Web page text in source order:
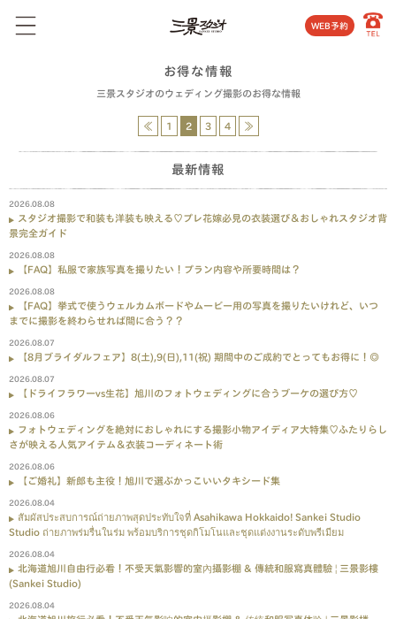
WEB予約
お得な情報
三景スタジオのウェディング撮影のお得な情報
≪ 1 2 3 4 ≫
最新情報
2026.08.08
スタジオ撮影で和装も洋装も映える♡プレ花嫁必見の衣装選び＆おしゃれスタジオ背
景完全ガイド
2026.08.08
【FAQ】私服で家族写真を撮りたい！プラン内容や所要時間は？
2026.08.08
【FAQ】挙式で使うウェルカムボードやムービー用の写真を撮りたいけれど、いつ
までに撮影を終わらせれば間に合う？？
2026.08.07
【8月ブライダルフェア】8(土),9(日),11(祝) 期間中のご成約でとってもお得に！◎
2026.08.07
【ドライフラワーvs生花】旭川のフォトウェディングに合うブーケの選び方♡
2026.08.06
フォトウェディングを絶対におしゃれにする撮影小物アイディア大特集♡ふたりらし
さが映える人気アイテム＆衣装コーディネート術
2026.08.06
【ご婚礼】新郎も主役！旭川で選ぶかっこいいタキシード集
2026.08.04
สัมผัสประสบการณ์ถ่ายภาพสุดประทับใจที่ Asahikawa Hokkaido! Sankei Studio
Studio ถ่ายภาพร่มรื่นในร่ม พร้อมบริการชุดกิโมโนและชุดแต่งงานระดับพรีเมียม
2026.08.04
北海道旭川自由行必看！不受天氣影響的室內攝影棚 & 傳統和服寫真體驗 | 三景影樓
(Sankei Studio)
2026.08.04